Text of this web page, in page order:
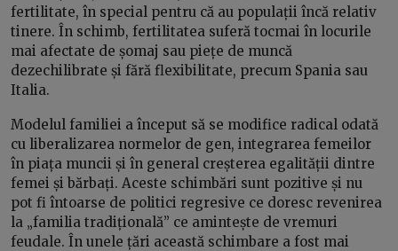
fertilitate, în special pentru că au populații încă relativ
tinere. În schimb, fertilitatea suferă tocmai în locurile
mai afectate de șomaj sau piețe de muncă
dezechilibrate și fără flexibilitate, precum Spania sau
Italia.
Modelul familiei a început să se modifice radical odată
cu liberalizarea normelor de gen, integrarea femeilor
în piața muncii și în general creșterea egalității dintre
femei și bărbați. Aceste schimbări sunt pozitive și nu
pot fi întoarse de politici regresive ce doresc revenirea
la „familia tradițională” ce amintește de vremuri
feudale. În unele țări această schimbare a fost mai